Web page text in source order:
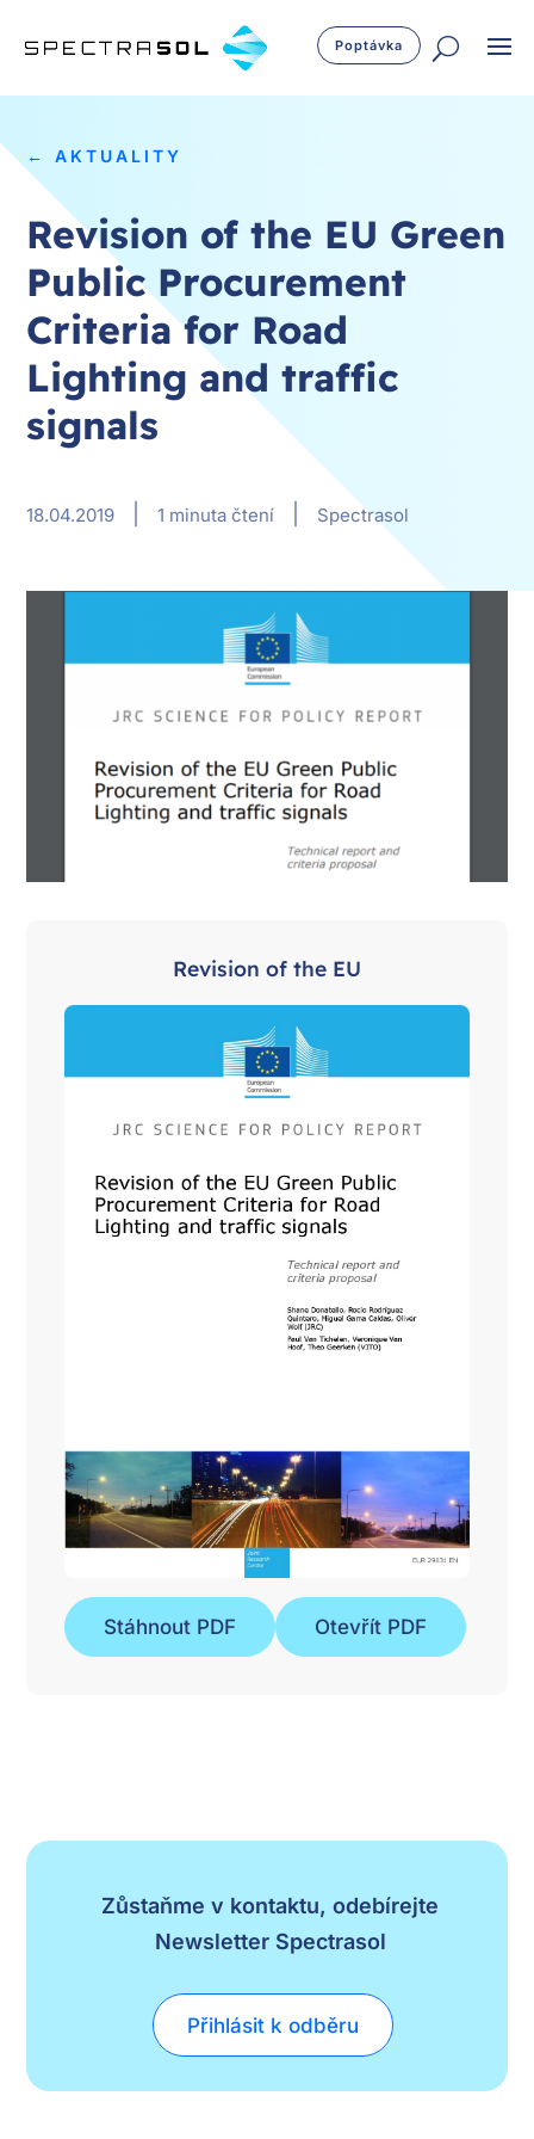
Poptávka
← AKTUALITY
Revision of the EU Green
Public Procurement
Criteria for Road
Lighting and traffic
signals
18.04.2019 1 minuta čtení Spectrasol
Revision of the EU
Stáhnout PDF Otevřít PDF
Zůstaňme v kontaktu, odebírejte
Newsletter Spectrasol
Přihlásit k odběru